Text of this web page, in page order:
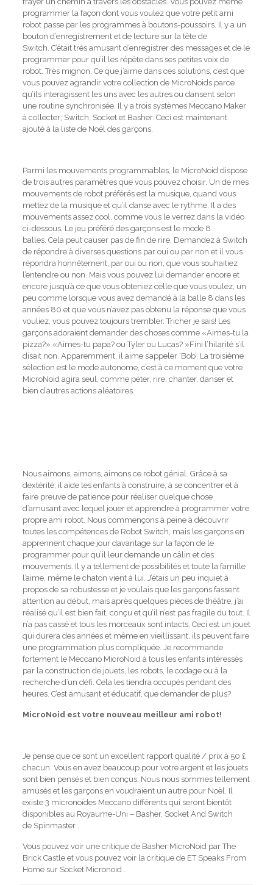
programmer la façon dont vous voulez que votre petit ami
robot passe par les programmes à boutons-poussoirs. Il y a un
bouton d’enregistrement et de lecture sur la tête de
Switch. C’était très amusant d’enregistrer des messages et de le
programmer pour qu’il les répète dans ses petites voix de
robot. Très mignon. Ce que j’aime dans ces solutions, c’est que
vous pouvez agrandir votre collection de MicroNoids parce
qu’ils interagissent les uns avec les autres ou dansent selon
une routine synchronisée. Il y a trois systèmes Meccano Maker
à collecter; Switch, Socket et Basher. Ceci est maintenant
ajouté à la liste de Noël des garçons.
Parmi les mouvements programmables, le MicroNoid dispose
de trois autres paramètres que vous pouvez choisir. Un de mes
mouvements de robot préférés est la musique, quand vous
mettez de la musique et qu’il danse avec le rythme. Il a des
mouvements assez cool, comme vous le verrez dans la vidéo
ci-dessous. Le jeu préféré des garçons est le mode 8
balles. Cela peut causer pas de fin de rire. Demandez à Switch
de répondre à diverses questions par oui ou par non et il vous
répondra honnêtement, par oui ou non, que vous souhaitiez
l’entendre ou non. Mais vous pouvez lui demander encore et
encore jusqu’à ce que vous obteniez celle que vous voulez, un
peu comme lorsque vous avez demandé à la balle 8 dans les
années 80 et que vous n’avez pas obtenu la réponse que vous
vouliez, vous pouvez toujours trembler. Tricher je sais! Les
garçons adoraient demander des choses comme «Aimes-tu la
pizza?» «Aimes-tu papa? ou Tyler ou Lucas? »Fini l’hilarité s’il
disait non. Apparemment, il aime s’appeler ‘Bob’. La troisième
sélection est le mode autonome, c’est à ce moment que votre
MicroNoid agira seul, comme péter, rire, chanter, danser et
bien d’autres actions aléatoires.
Nous aimons, aimons, aimons ce robot génial. Grâce à sa
dextérité, il aide les enfants à construire, à se concentrer et à
faire preuve de patience pour réaliser quelque chose
d’amusant avec lequel jouer et apprendre à programmer votre
propre ami robot. Nous commençons à peine à découvrir
toutes les compétences de Robot Switch, mais les garçons en
apprennent chaque jour davantage sur la façon de le
programmer pour qu’il leur demande un câlin et des
mouvements. Il y a tellement de possibilités et toute la famille
l’aime, même le chaton vient à lui. J’étais un peu inquiet à
propos de sa robustesse et je voulais que les garçons fassent
attention au début, mais après quelques pièces de théâtre, j’ai
réalisé qu’il est bien fait, conçu et qu’il n’est pas fragile du tout. Il
n’a pas cassé et tous les morceaux sont intacts. Ceci est un jouet
qui durera des années et même en vieillissant, ils peuvent faire
une programmation plus compliquée. Je recommande
fortement le Meccano MicroNoid à tous les enfants intéressés
par la construction de jouets, les robots, le codage ou à la
recherche d’un défi. Cela les tiendra occupés pendant des
heures. C’est amusant et éducatif, que demander de plus?
MicroNoid est votre nouveau meilleur ami robot!
Je pense que ce sont un excellent rapport qualité / prix à 50 £
chacun. Vous en avez beaucoup pour votre argent et les jouets
sont bien pensés et bien conçus. Nous nous sommes tellement
amusés et les garçons en voudraient un autre pour Noël. Il
existe 3 micronoïdes Meccano différents qui seront bientôt
disponibles au Royaume-Uni – Basher, Socket And Switch
de Spinmaster .
Vous pouvez voir une critique de Basher MicroNoid par The
Brick Castle et vous pouvez voir la critique de ET Speaks From
Home sur Socket Micronoid .